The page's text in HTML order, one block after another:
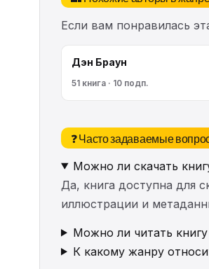
Если вам понравилась
Дэн Браун
51 книга · 10 подп.
❓ Часто задаваемые
Можно ли скачать
Да, книга доступна для
иллюстрации и
Можно ли читать книгу
К какому жанру